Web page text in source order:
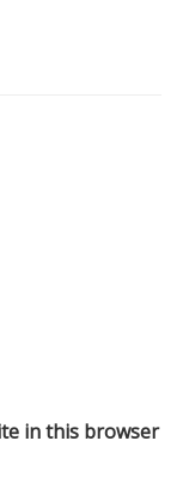
in this browser